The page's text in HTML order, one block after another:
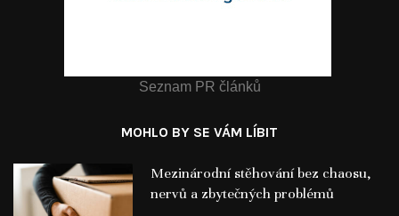
Seznam PR článků
MOHLO BY SE VÁM LÍBIT
Mezinárodní stěhování bez chaosu,
nervů a zbytečných problémů